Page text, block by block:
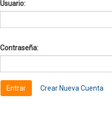
Usuario:
Contraseña:
Crear Nueva Cuenta